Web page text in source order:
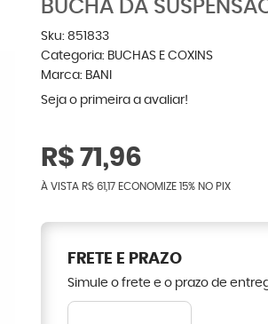
BUCHA DA
Sku: 851833
Categoria: BUCHAS E COXINS
Marca: BANI
Seja o primeira a avaliar!
R$ 71,96
À VISTA R$ 61,17 ECONOMIZE 15% NO PIX
FRETE E PRAZO
Simule o frete e o prazo de